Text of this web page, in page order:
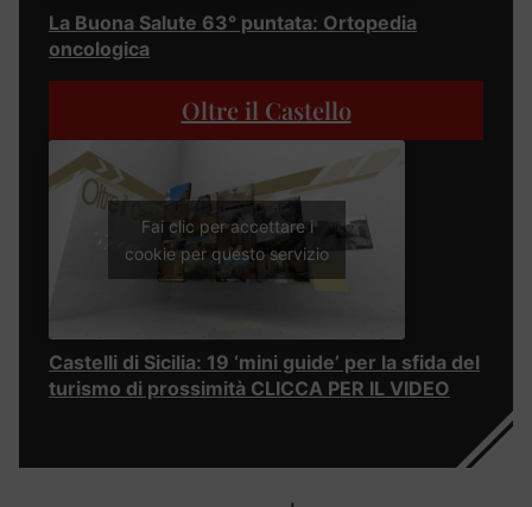
La Buona Salute 63° puntata: Ortopedia
oncologica
Oltre il Castello
Fai clic per accettare i
cookie per questo servizio
Castelli di Sicilia: 19 ‘mini guide’ per la sfida del
turismo di prossimità CLICCA PER IL VIDEO